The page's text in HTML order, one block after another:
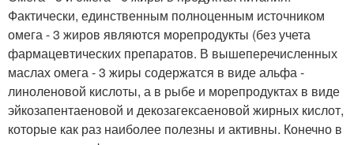
Фактически, единственным полноценным источником
омега - 3 жиров являются морепродукты (без учета
фармацевтических препаратов. В вышеперечисленных
маслах омега - 3 жиры содержатся в виде альфа -
линоленовой кислоты, а в рыбе и морепродуктах в виде
эйкозапентаеновой и декозагексаеновой жирных кислот,
которые как раз наиболее полезны и активны. Конечно в